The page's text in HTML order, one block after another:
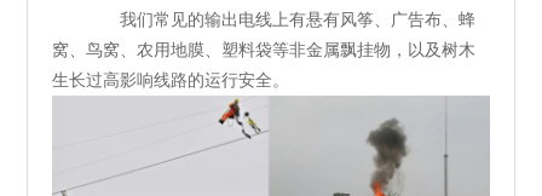
我们常见的输出电线上有悬有风筝、广告布、蜂
窝、鸟窝、农用地膜、塑料袋等非金属飘挂物，以及树木
生长过高影响线路的运行安全。